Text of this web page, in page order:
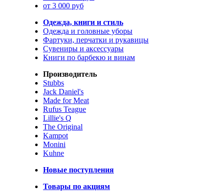
от 3 000 руб
Одежда, книги и стиль
Одежда и головные уборы
Фартуки, перчатки и рукавицы
Сувениры и аксессуары
Книги по барбекю и винам
Производитель
Stubbs
Jack Daniel's
Made for Meat
Rufus Teague
Lillie's Q
The Original
Kampot
Monini
Kuhne
Новые поступления
Товары по акциям